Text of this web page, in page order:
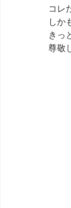
コレ
しか
きっ
尊敬